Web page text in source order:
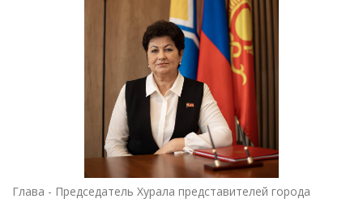
Глава - Председатель Хурала представителей города